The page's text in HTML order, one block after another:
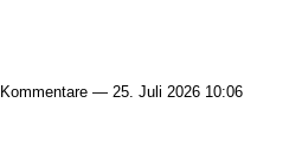
Kommentare — 25. Juli 2026 10:06